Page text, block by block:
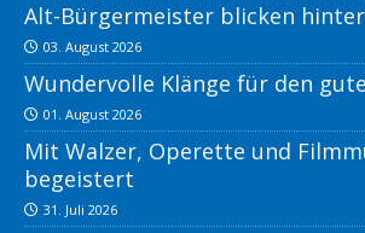
Alt-Bürgermeister blicken
03. August 2026
Wundervolle Klänge für den
01. August 2026
Mit Walzer, Operette und
begeistert
31. Juli 2026